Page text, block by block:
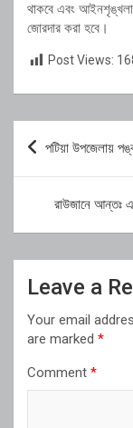
থাকবে এবং আইনশৃঙ্খলা
জোরদার করা হবে।
Post Views:
Post
পটিয়া উপজেলায়
রাউজানে আন্তঃ
Leave a
Your email
are marked *
Comment *